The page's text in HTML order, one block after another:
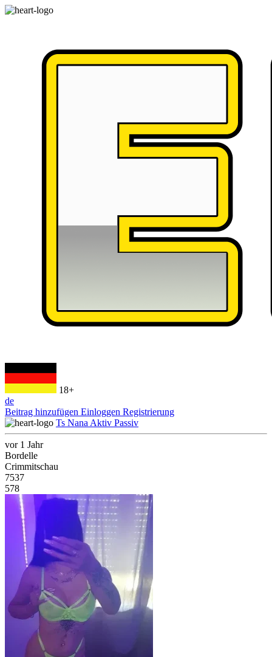
18+
de
Beitrag hinzufügen Einloggen Registrierung
Ts Nana Aktiv Passiv
vor 1 Jahr
Bordelle
Crimmitschau
7537
578